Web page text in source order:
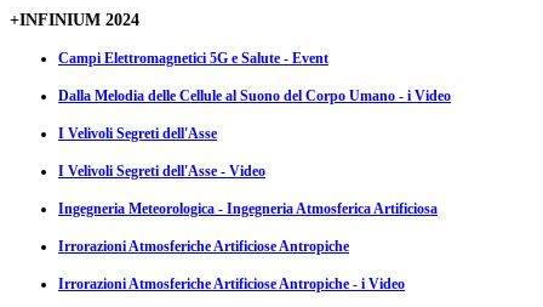
+INFINIUM 2024
Campi Elettromagnetici 5G e Salute - Event
Dalla Melodia delle Cellule al Suono del Corpo Umano - i Video
I Velivoli Segreti dell'Asse
I Velivoli Segreti dell'Asse - Video
Ingegneria Meteorologica - Ingegneria Atmosferica Artificiosa
Irrorazioni Atmosferiche Artificiose Antropiche
Irrorazioni Atmosferiche Artificiose Antropiche - i Video